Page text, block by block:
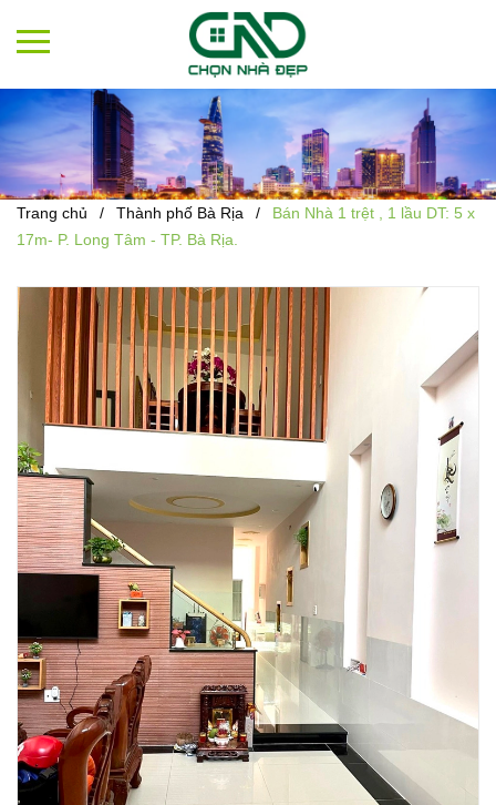
Trang chủ / Thành phố Bà Rịa /
Bán Nhà 1 trệt , 1 lầu DT: 5 x
17m- P. Long Tâm - TP. Bà Rịa.